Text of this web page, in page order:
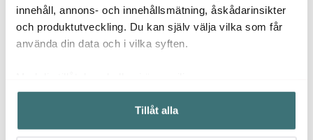
innehåll, annons- och innehållsmätning, åskådarinsikter
och produktutveckling. Du kan själv välja vilka som får
använda din data och i vilka syften.
Samla in information om din geografiska plats som
kan ha en noggrannhet på upp till flera meter
Identifiera din enhet genom att aktivt skanna den för
Tillåt alla